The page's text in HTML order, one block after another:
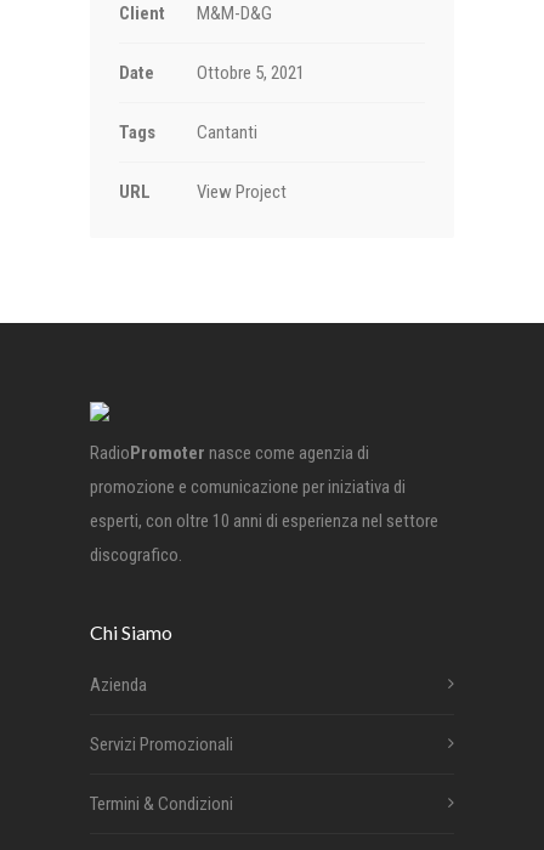
Client M&M-D&G
Date Ottobre 5, 2021
Tags Cantanti
URL View Project
RadioPromoter nasce come agenzia di
promozione e comunicazione per iniziativa di
esperti, con oltre 10 anni di esperienza nel settore
discografico.
Chi Siamo
Azienda
Servizi Promozionali
Termini & Condizioni